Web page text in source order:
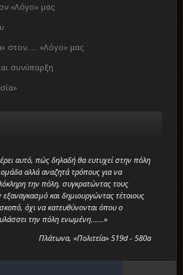
«Λόγο» μας
στον….. «Λόγο» μας
συνύπαρξη
αυτό, πώς δηλαδή θα ευτυχεί στην πόλη
αλλά αναζητά τρόπους για να
την πόλη, συγκρατώντας τους
εξαναγκασμό και δημιουργώντας τέτοιους
όχι να κατευθύνονται όπου ο
την πόλη ενωμένη…….»
Πλάτωνα, «Πολιτεία» 519d - 580a